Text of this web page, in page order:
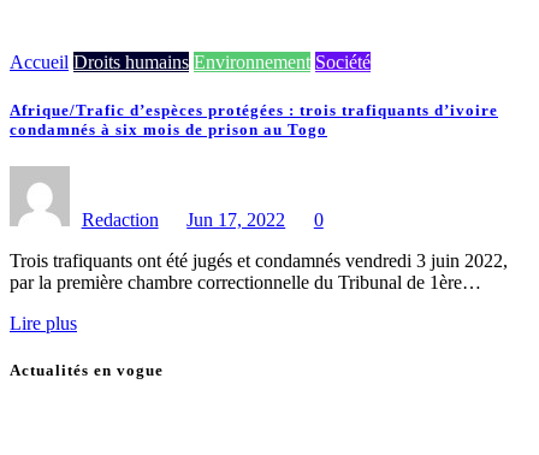
Accueil Droits humains Environnement Société
Afrique/Trafic d’espèces protégées : trois trafiquants d’ivoire
condamnés à six mois de prison au Togo
Redaction Jun 17, 2022
0
Trois trafiquants ont été jugés et condamnés vendredi 3 juin 2022,
par la première chambre correctionnelle du Tribunal de 1ère…
Lire plus
Actualités en vogue